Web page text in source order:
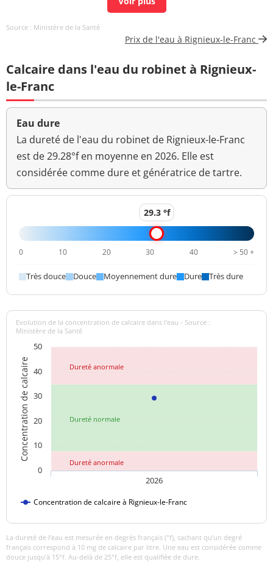
mg/L ClO2
total
0,55 mg(C)/L <=2 mg(C)/L
Bactéries coliformes
/100ml-MS
Bact. aér. revivifiables
à 22°-68h
Bact. aér. revivifiables
<1 n/mL
3,9 mg(Mg)/L
anormal
7,30 unité pH
Saveur (qualitatif)
Sulfates
Titre alcalimétrique
complet
24,35 °f
Turbidité
néphélométrique NFU
<0,1 NFU <=2 NFU
Source : Ministère de la Santé
Prix de l'eau à Rignieux-le-Franc
Calcaire dans l'eau du robinet à Rignieux-
le-Franc
Eau dure
La dureté de l'eau du robinet de Rignieux-le-Franc
est de 29.28°f en moyenne en 2026. Elle est
considérée comme dure et génératrice de tartre.
29.3 °f
0 10 20 30 40 > 50 +
Très douce Douce Moyennement dure Dure Très dure
Dureté normale
Dureté anormale
Dureté anormale
Concentration de calcaire
Evolution de la concentration de calcaire dans l'eau - Source :
Ministère de la Santé
Concentration de calcaire à Rignieux-le-Franc
2026
0
10
20
30
40
50
La dureté de l’eau est mesurée en degrés français (°f), sachant qu’un degré
français correspond à 10 mg de calcaire par litre. Une eau est considérée comme
douce jusqu’à 15°f. Au-delà de 25°f, elle est qualifiée de dure.